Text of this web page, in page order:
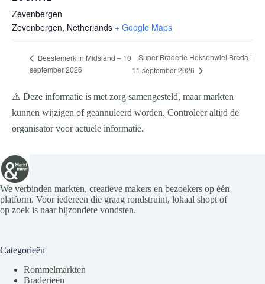
Zevenbergen
Zevenbergen, Netherlands + Google Maps
Beestemerk in Midsland – 10
september 2026
Super Braderie Heksenwiel Breda |
11 september 2026
⚠️ Deze informatie is met zorg samengesteld, maar markten
kunnen wijzigen of geannuleerd worden. Controleer altijd de
organisator voor actuele informatie.
We verbinden markten, creatieve makers en bezoekers op één
platform. Voor iedereen die graag rondstruint, lokaal shopt of
op zoek is naar bijzondere vondsten.
Categorieën
Rommelmarkten
Braderieën